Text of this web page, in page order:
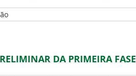
DA PRIMEIRA FASE